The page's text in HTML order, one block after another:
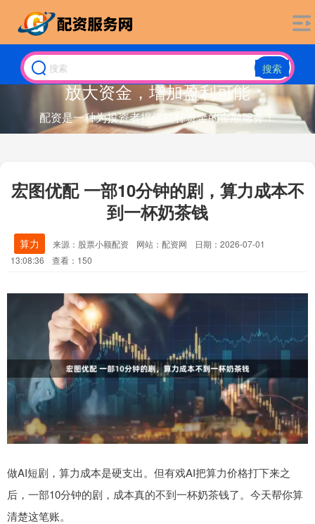
搜索
放大资金，增加盈利可能
配资是一种为投资者提供杠杆资金的金融服务！
宏图优配 一部10分钟的剧，算力成本不
到一杯奶茶钱
算力 来源：股票小额配资 网站：配资网
日期：2026-07-01
13:08:36
查看：150
做AI短剧，算力成本是硬支出。但有戏AI把算力价格打下来之
后，一部10分钟的剧，成本真的不到一杯奶茶钱了。今天帮你算
清楚这笔账。